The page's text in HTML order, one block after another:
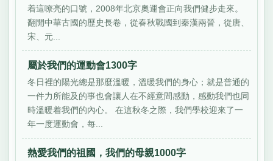
着這嘹亮的口號，2008年北京奧運會正向我們健步走來。
翻開中華古國的歷史長卷，從春秋戰國到秦漢兩晉，從唐、
宋、元...
屬於我們的運動會1300字
冬日裡的陽光總是那麼溫暖，溫暖我們的身心；就是普通的
一件力所能及的事也會讓人在不經意間感動，感動我們也同
時溫暖着我們的內心。 在這秋冬之際，我們學校迎來了一
年一度運動會，每...
熱愛我們的祖國，我們的母親1000字